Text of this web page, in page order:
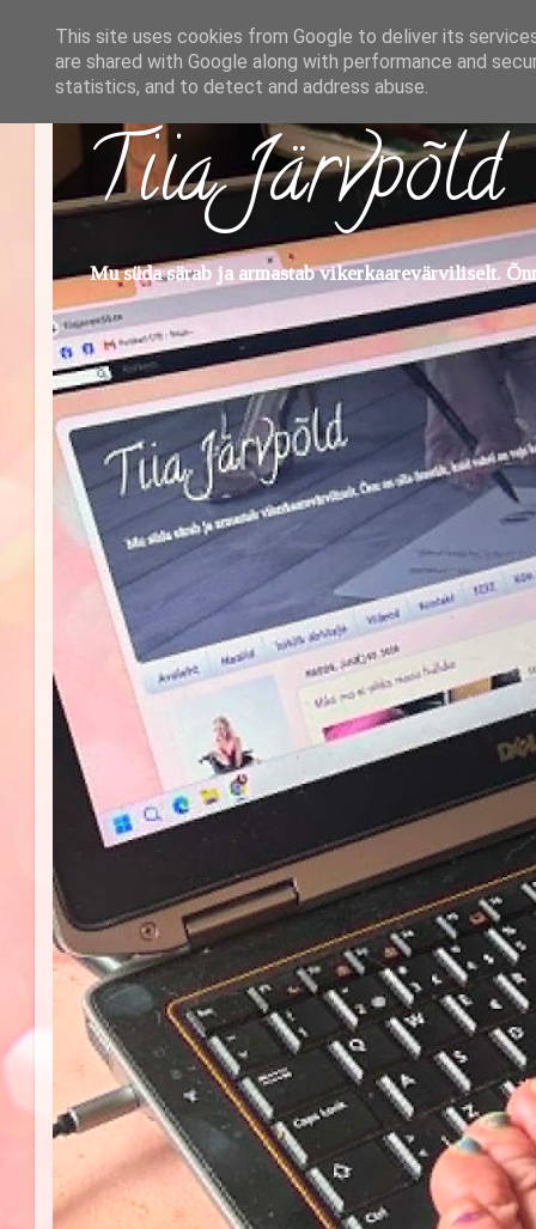
Tiia Järvpõld
Mu süda särab ja armastab vikerkaarevärviliselt.
This site uses cookies from Google to deliver its
are shared with Google along with performance and
statistics, and to detect and address abuse.